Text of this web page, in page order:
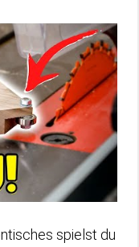
spielst du